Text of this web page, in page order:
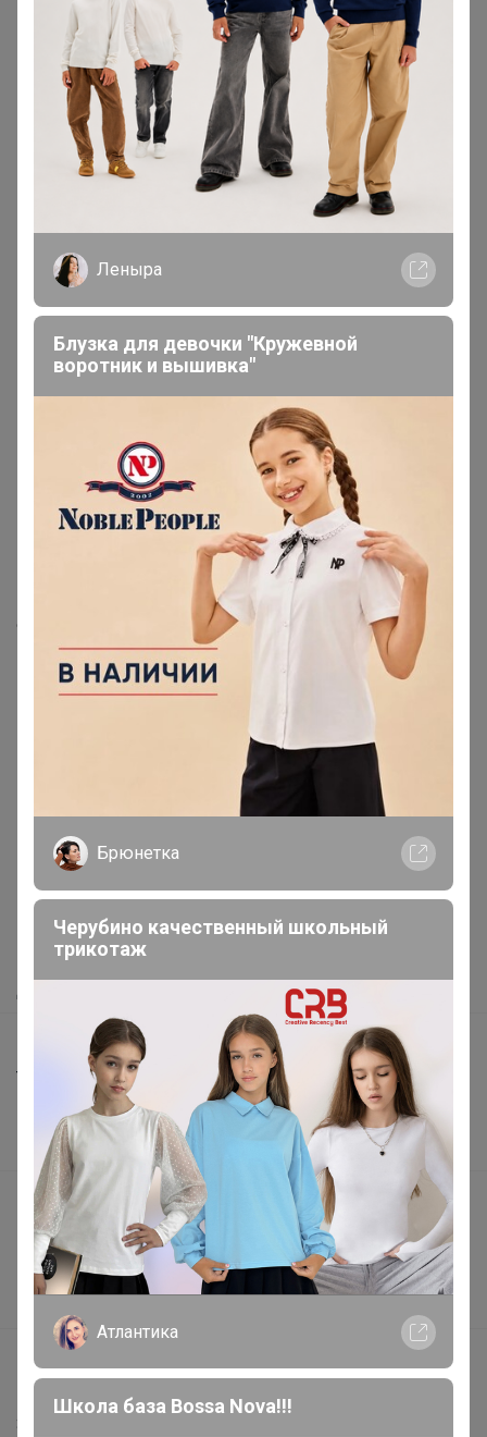
5 3
1 1
1 1
Друзья в клубе
Всем доброе время суток. Пристраиваю очень
качественную, удобную обувь, Мульти бренд
испанской фирмы Натуралиста, цвет coco, размер 41,
натуральная кожа, каучуковая подошва, каблук -5см. К
великому сожалению не угадала с размером. По всем
вопросам звонить по т. 89135389603 Татьяна
Федоровна.
Как здесь все устроено?
Как сделать заказ?
Как получить?
Доставка
Шоурумы
Торговые марки
Наша команда
В наличии
Подарочные сертификаты
Реклама на сайте
Поставщикам
support@24-ok.ru
Написать в поддержку
Защита покупателя
Леныра
Блузка для девочки "Кружевной
воротник и вышивка"
Брюнетка
Черубино качественный школьный
трикотаж
Атлантика
Школа база Bossa Nova!!!